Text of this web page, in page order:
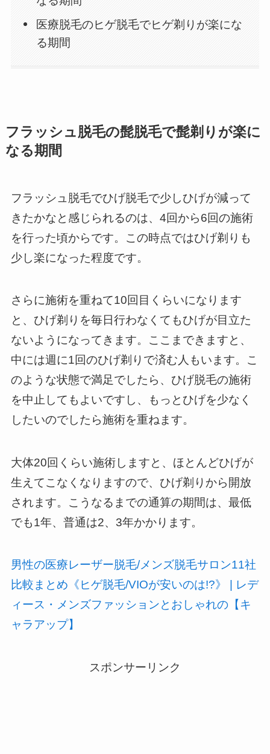
医療脱毛のヒゲ脱毛でヒゲ剃りが楽にな
る期間
フラッシュ脱毛の髭脱毛で髭剃りが楽に
なる期間
フラッシュ脱毛でひげ脱毛で少しひげが減って
きたかなと感じられるのは、4回から6回の施術
を行った頃からです。この時点ではひげ剃りも
少し楽になった程度です。
さらに施術を重ねて10回目くらいになります
と、ひげ剃りを毎日行わなくてもひげが目立た
ないようになってきます。ここまできますと、
中には週に1回のひげ剃りで済む人もいます。こ
のような状態で満足でしたら、ひげ脱毛の施術
を中止してもよいですし、もっとひげを少なく
したいのでしたら施術を重ねます。
大体20回くらい施術しますと、ほとんどひげが
生えてこなくなりますので、ひげ剃りから開放
されます。こうなるまでの通算の期間は、最低
でも1年、普通は2、3年かかります。
男性の医療レーザー脱毛/メンズ脱毛サロン11社
比較まとめ《ヒゲ脱毛/VIOが安いのは!?》 | レデ
ィース・メンズファッションとおしゃれの【キ
ャラアップ】
スポンサーリンク